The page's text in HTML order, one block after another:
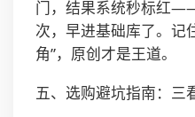
门，结果系统秒标红
次，早进基础库了。记
角”，原创才是王道。
五、选购避坑指南：三